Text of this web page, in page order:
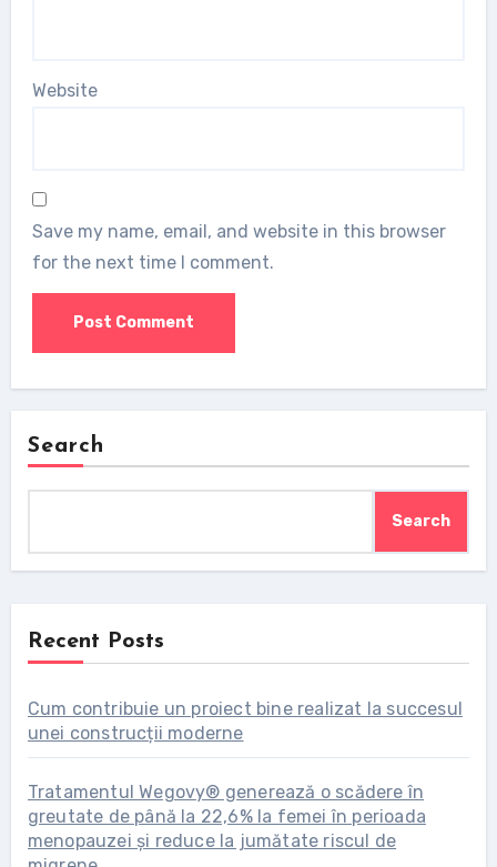
Website
Save my name, email, and website in this browser
for the next time I comment.
Search
Search
Recent Posts
Cum contribuie un proiect bine realizat la succesul
unei construcții moderne
Tratamentul Wegovy® generează o scădere în
greutate de până la 22,6% la femei în perioada
menopauzei și reduce la jumătate riscul de